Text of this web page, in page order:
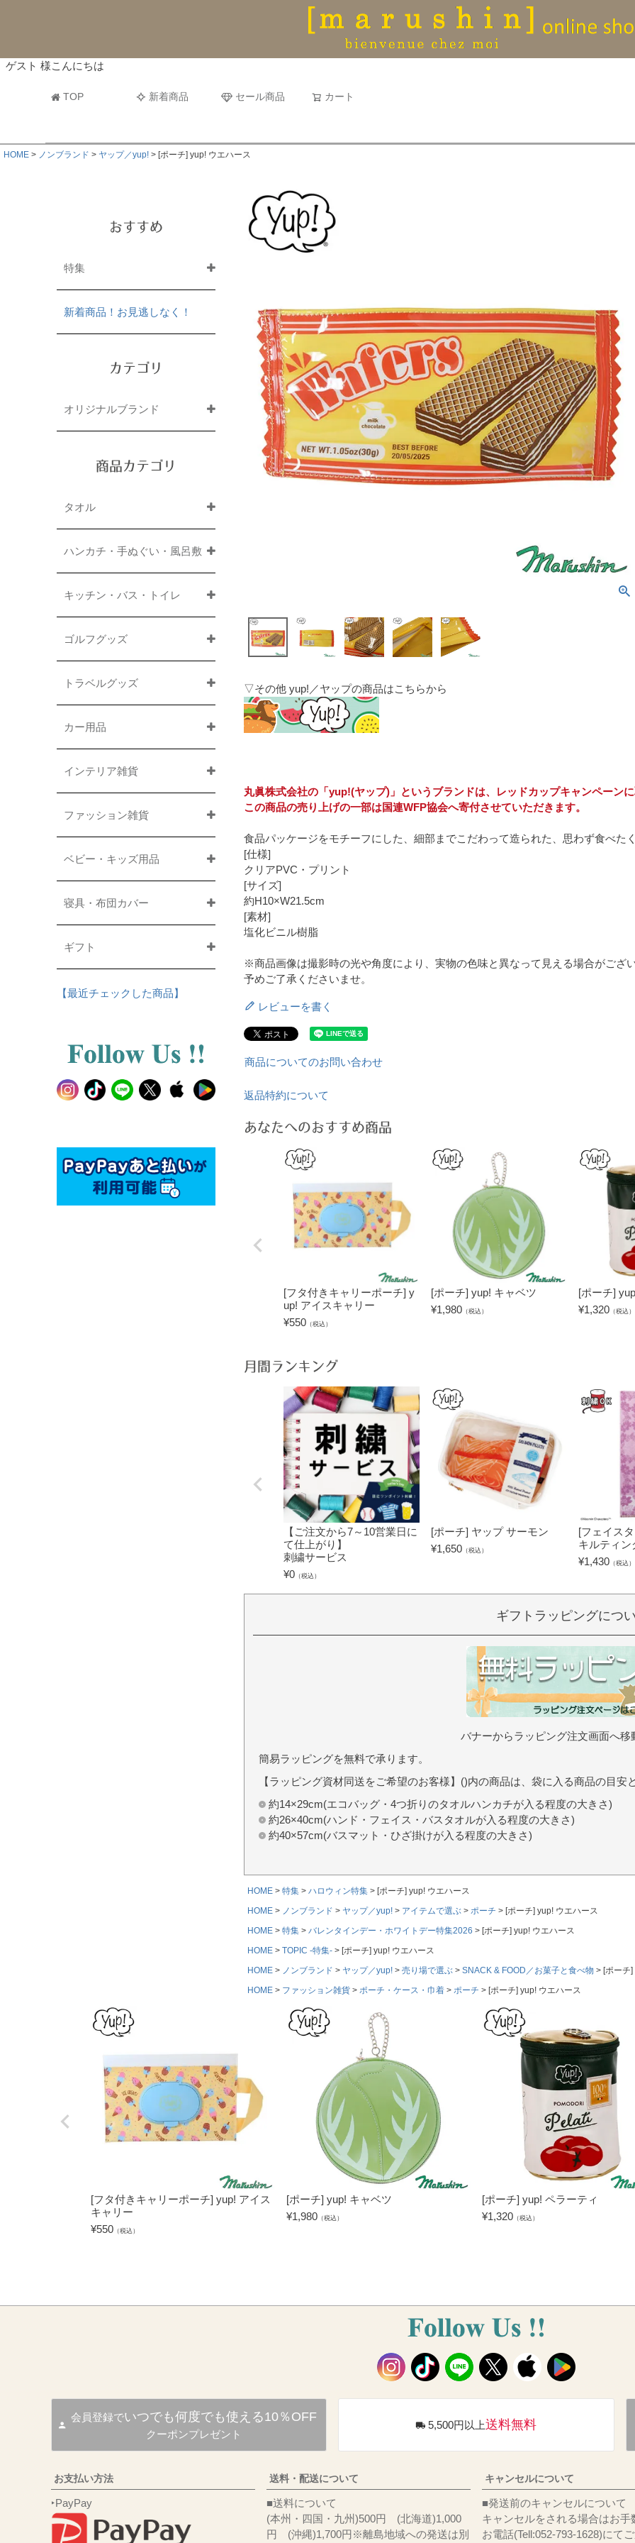
ゲスト 様こんにちは
TOP 新着商品 セール商品 カート
マフラータオル
並び順
新着順
古い順
価格が
HOME ノンブランド ヤップ／yup! [ポーチ] yup! ウエハース
おすすめ
特集
新着商品！お見逃しなく！
カテゴリ
オリジナルブランド
商品カテゴリ
タオル
ハンカチ・手ぬぐい・風呂敷
キッチン・バス・トイレ
ゴルフグッズ
トラベルグッズ
カー用品
インテリア雑貨
ファッション雑貨
ベビー・キッズ用品
寝具・布団カバー
ギフト
【最近チェックした商品】
▽その他 yup!／ヤップの商品はこちらから
丸眞株式会社の「yup!(ヤップ)」というブランドは、レッドカップキャンペーン
この商品の売り上げの一部は国連WFP協会へ寄付させていただきます。
食品パッケージをモチーフにした、細部までこだわって造られた、思わず食べた
[仕様]
クリアPVC・プリント
[サイズ]
約H10×W21.5cm
[素材]
塩化ビニル樹脂
※商品画像は撮影時の光や角度により、実物の色味と異なって見える場合がござ
予めご了承くださいませ。
レビューを書く
商品についてのお問い合わせ
返品特約について
あなたへのおすすめ商品
[フタ付きキャリーポーチ] y
up! アイスキャリー
¥550 （税込）
[ポーチ] yup! キャベツ
¥1,980 （税込）
[ポーチ]
¥1,320 （税込）
月間ランキング
【ご注文から7～10営業日に
て仕上がり】
刺繍サービス
¥0 （税込）
[ポーチ] ヤップ サーモン
¥1,650 （税込）
[フェイス
キルティン
¥1,430 （税込）
ギフトラッピングにつ
バナーからラッピング注文画面へ移
簡易ラッピングを無料で承ります。
【ラッピング資材同送をご希望のお客様】()内の商品は、袋に入る商品の目安
約14×29cm(エコバッグ・4つ折りのタオルハンカチが入る程度の大きさ)
約26×40cm(ハンド・フェイス・バスタオルが入る程度の大きさ)
約40×57cm(バスマット・ひざ掛けが入る程度の大きさ)
HOME 特集 ハロウィン特集
[ポーチ] yup! ウエハース
HOME
ノンブランド ヤップ／yup! アイテムで選ぶ ポーチ
[ポーチ] yup! ウエハース
HOME
特集 バレンタインデー・ホワイトデー特集2026
[ポーチ] yup! ウエハース
HOME
TOPIC -特集-
[ポーチ] yup! ウエハース
HOME
ノンブランド ヤップ／yup! 売り場で選ぶ SNACK & FOOD／お菓子と食べ物
[ポーチ
HOME
ファッション雑貨 ポーチ・ケース・巾着 ポーチ [ポーチ] yup! ウエハース
[フタ付きキャリーポーチ] yup! アイス
キャリー
¥550 （税込）
[ポーチ] yup! キャベツ
¥1,980 （税込）
[ポーチ] yup! ペラーティ
¥1,320 （税込）
会員登録でいつでも何度でも使える10％OFF
クーポンプレゼント
5,500円以上送料無料
お支払い方法
‣PayPay
送料・配送について
■送料について
(本州・四国・九州)500円 (北海道)1,000
円 (沖縄)1,700円※離島地域への発送は別
キャンセルについて
■発送前のキャンセルについて
キャンセルをされる場合はお手
お電話(Tell:052-793-1628)にて